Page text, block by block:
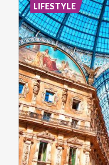
LIFESTYLE